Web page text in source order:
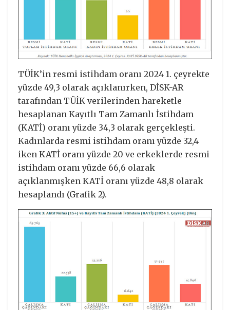
TÜİK’in resmi istihdam oranı 2024 1. çeyrekte
yüzde 49,3 olarak açıklanırken, DİSK-AR
tarafından TÜİK verilerinden hareketle
hesaplanan Kayıtlı Tam Zamanlı İstihdam
(KATİ) oranı yüzde 34,3 olarak gerçekleşti.
Kadınlarda resmi istihdam oranı yüzde 32,4
iken KATİ oranı yüzde 20 ve erkeklerde resmi
istihdam oranı yüzde 66,6 olarak
açıklanmışken KATİ oranı yüzde 48,8 olarak
hesaplandı (Grafik 2).